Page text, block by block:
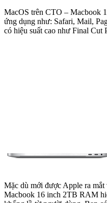
MacOS trên CTO – Macbook
ứng dụng như: Safari, Mail,
có hiệu suất cao như Final
Mặc dù mới được Apple ra
Macbook 16 inch 2TB RAM